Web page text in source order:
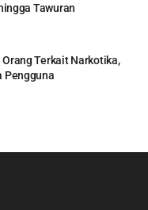
Tawuran
Terkait Narkotika,
Pengguna